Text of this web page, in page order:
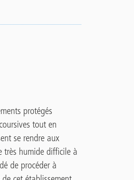
protégés
tout en
se rendre aux
très humide difficile à
de procéder à